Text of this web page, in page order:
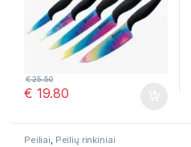
€ 19.80
€25.50
Peiliai, Peilių rinkiniai